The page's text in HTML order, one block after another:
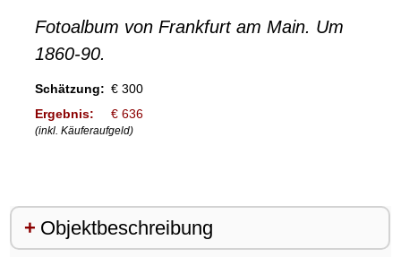
Fotoalbum von Frankfurt am Main. Um
1860-90.
Schätzung: € 300
Ergebnis:
€ 636
(inkl. Käuferaufgeld)
Objektbeschreibung